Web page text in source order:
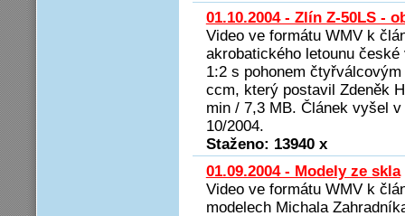
01.10.2004 - Zlín Z-50LS -
Video ve formátu WMV k
akrobatického letounu
1:2 s pohonem
ccm, který postavil Zdeněk
min / 7,3 MB. Článek vyšel
10/2004.
Staženo: 13940 x
01.09.2004 - Modely ze skla
Video ve formátu WMV k
modelech Michala